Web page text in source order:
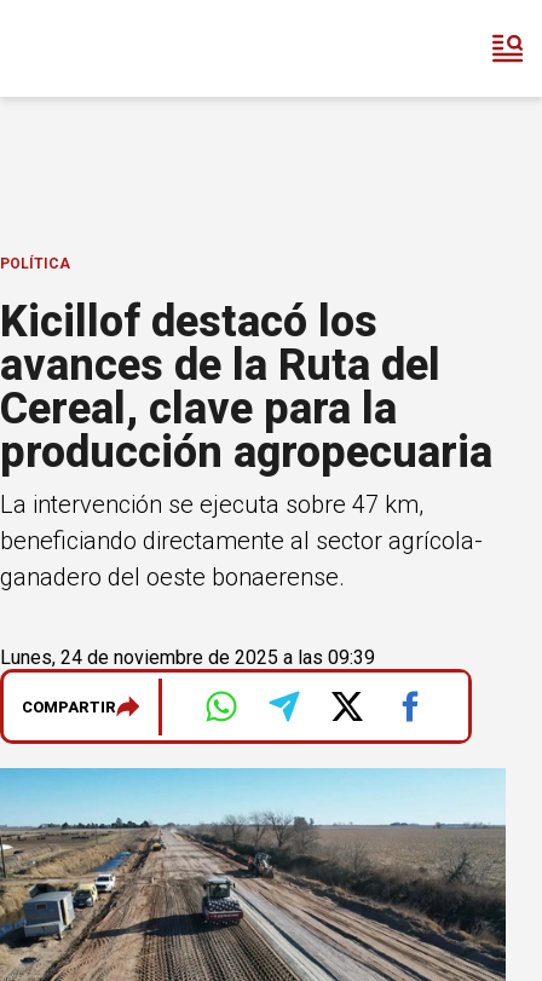
POLÍTICA
Kicillof destacó los
avances de la Ruta del
Cereal, clave para la
producción agropecuaria
La intervención se ejecuta sobre 47 km,
beneficiando directamente al sector agrícola-
ganadero del oeste bonaerense.
Lunes, 24 de noviembre de 2025 a las 09:39
COMPARTIR